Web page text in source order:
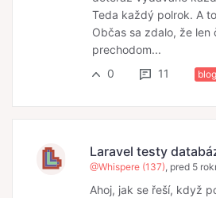
Teda každý polrok. A
Občas sa zdalo, že len
prechodom...
0
11 blog
Laravel testy
@Whispere (137) , pred 5
Ahoj, jak se řeší, když